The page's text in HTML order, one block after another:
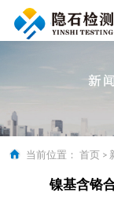
当前位置： 首页 >
镍基含铬